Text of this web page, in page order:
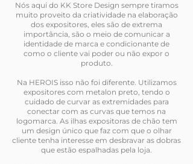
Nós aqui do KK Store Design sempre tiramos
muito proveito da criatividade na elaboração
dos expositores, eles são de extrema
importância, são o meio de comunicar a
identidade de marca e condicionante de
como o cliente vai poder ou não expor o
produto.
Na HEROIS isso não foi diferente. Utilizamos
expositores com metalon preto, tendo o
cuidado de curvar as extremidades para
conectar com as curvas que temos na
logomarca. As ilhas expositoras de chão tem
um design único que faz com que o olhar
cliente tenha interesse em desbravar as dobras
que estão espalhadas pela loja.